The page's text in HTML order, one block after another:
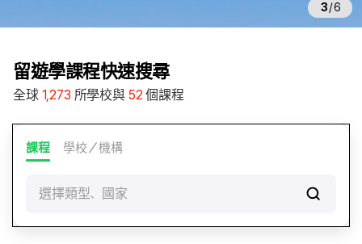
3/6
留遊學課程快速搜尋
全球 1,273 所學校與 52 個課程
課程 學校／機構
選擇類型、國家